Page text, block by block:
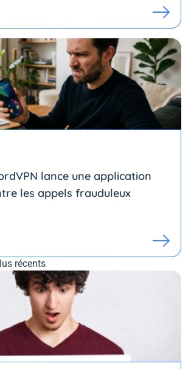
lance une application
les appels frauduleux
récents